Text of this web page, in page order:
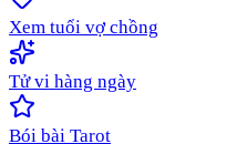
Xem tuổi vợ chồng
Tử vi hàng ngày
Bói bài Tarot